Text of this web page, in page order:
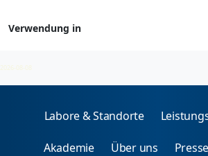
Verwendung in
2026-08-08
Labore & Standorte
Akademie Über uns Presse